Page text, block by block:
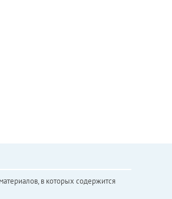
в которых содержится